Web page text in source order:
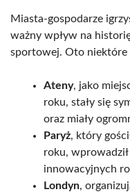
Miasta-gospodarze
ważny wpływ na
sportowej. Oto niektóre
Ateny, jako
roku, stały się
oraz miały
Paryż, który
roku,
innowacyjnych
Londyn,